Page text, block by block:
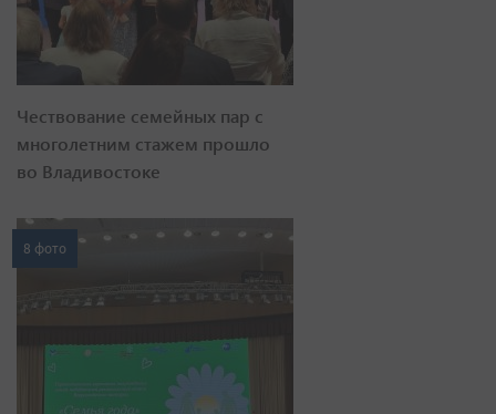
Чествование семейных пар с
многолетним стажем прошло
во Владивостоке
8 фото